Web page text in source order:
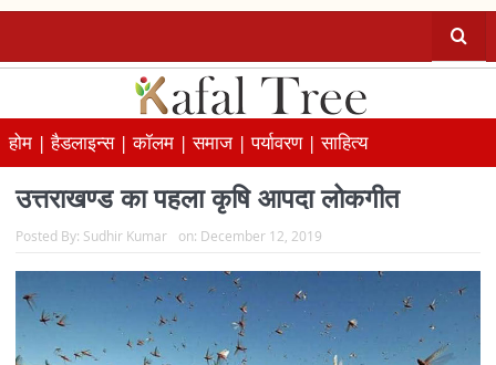
होम |हैडलाइन्स |कॉलम |समाज |पर्यावरण |साहित्य
उत्तराखण्ड का पहला कृषि आपदा लोकगीत
Posted By: Sudhir Kumar on: December 12, 2019